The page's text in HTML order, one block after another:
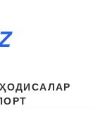
ҲОДИСАЛАР